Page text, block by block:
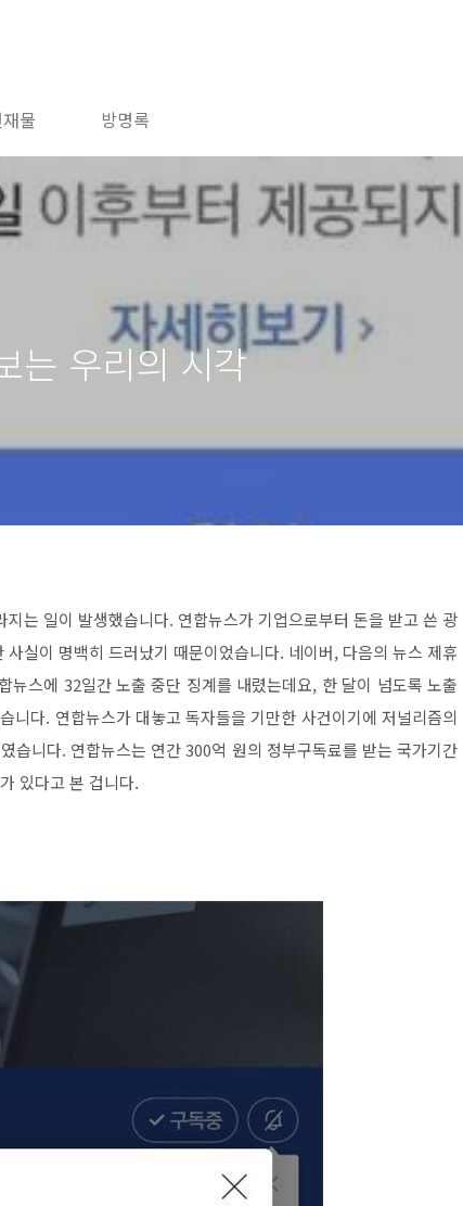
물 방명록
는 우리의 시각
는 일이 발생했습니다. 연합뉴스가 기업으로부터 돈을 받고 쓴 광
실이 명백히 드러났기 때문이었습니다. 네이버, 다음의 뉴스 제휴
뉴스에 32일간 노출 중단 징계를 내렸는데요, 한 달이 넘도록 노출
니다. 연합뉴스가 대놓고 독자들을 기만한 사건이기에 저널리즘의
습니다. 연합뉴스는 연간 300억 원의 정부구독료를 받는 국가기간
있다고 본 겁니다.